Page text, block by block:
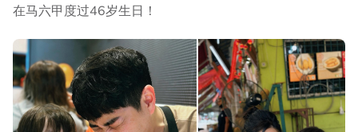
在马六甲度过46岁生日！